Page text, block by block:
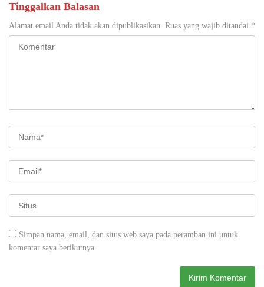
Tinggalkan Balasan
Alamat email Anda tidak akan dipublikasikan. Ruas yang wajib ditandai *
Simpan nama, email, dan situs web saya pada peramban ini untuk
komentar saya berikutnya.